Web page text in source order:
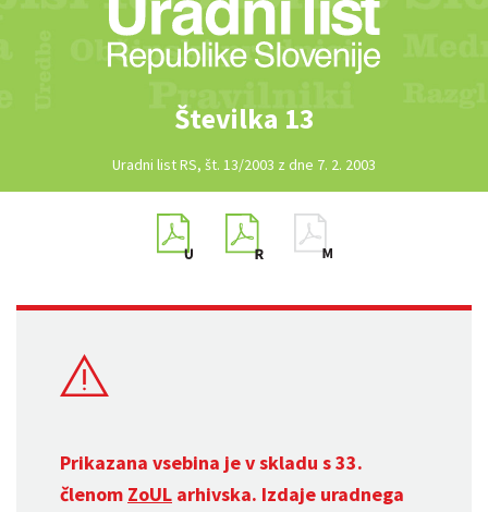
Številka 13
Uradni list RS, št. 13/2003 z dne 7. 2. 2003
Prikazana vsebina je v skladu s 33.
členom ZoUL arhivska. Izdaje uradnega